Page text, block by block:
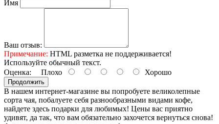
Имя
Ваш отзыв:
Примечание: HTML разметка не поддерживается!
Используйте обычный текст.
Оценка: Плохо Хорошо
Продолжить
В нашем интернет-магазине вы попробуете великолепные
сорта чая, побалуете себя разнообразными видами кофе,
найдете здесь подарки для любимых! Цены вас приятно
удивят, да так, что вам обязательно захочется вернуться снова!